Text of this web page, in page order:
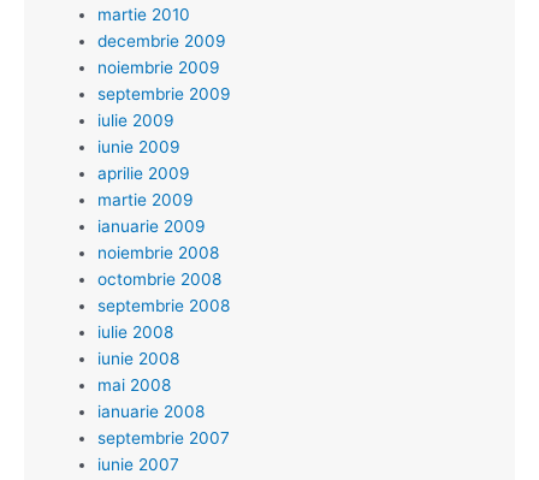
martie 2010
decembrie 2009
noiembrie 2009
septembrie 2009
iulie 2009
iunie 2009
aprilie 2009
martie 2009
ianuarie 2009
noiembrie 2008
octombrie 2008
septembrie 2008
iulie 2008
iunie 2008
mai 2008
ianuarie 2008
septembrie 2007
iunie 2007